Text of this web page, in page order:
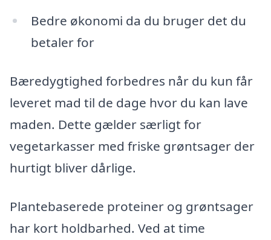
Bedre økonomi da du bruger det du
betaler for
Bæredygtighed forbedres når du kun får
leveret mad til de dage hvor du kan lave
maden. Dette gælder særligt for
vegetarkasser med friske grøntsager der
hurtigt bliver dårlige.
Plantebaserede proteiner og grøntsager
har kort holdbarhed. Ved at time